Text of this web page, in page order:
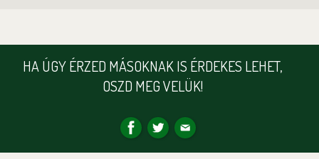
HA ÚGY ÉRZED MÁSOKNAK IS ÉRDEKES LEHET,
OSZD MEG VELÜK!